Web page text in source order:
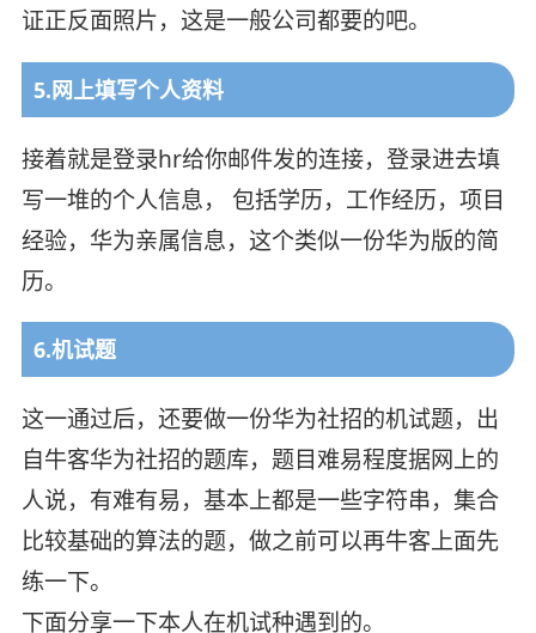
证正反面照片，这是一般公司都要的吧。
5.网上填写个人资料
接着就是登录hr给你邮件发的连接，登录进去填
写一堆的个人信息， 包括学历，工作经历，项目
经验，华为亲属信息，这个类似一份华为版的简
历。
6.机试题
这一通过后，还要做一份华为社招的机试题，出
自牛客华为社招的题库，题目难易程度据网上的
人说，有难有易，基本上都是一些字符串，集合
比较基础的算法的题，做之前可以再牛客上面先
练一下。
下面分享一下本人在机试种遇到的。